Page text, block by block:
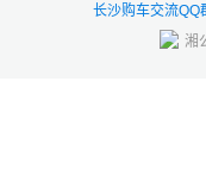
长沙购车交流QQ
湘